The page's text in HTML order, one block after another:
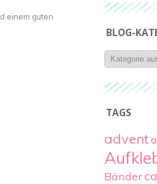
einem guten
BLOG-
Blog-
Kategorien
TAGS
advent
Bänder